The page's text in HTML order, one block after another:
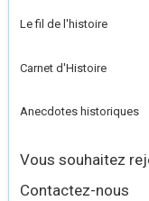
Le fil de l'histoire
Carnet d'Histoire
Anecdotes historiques
Vous souhaitez
Contactez-nous